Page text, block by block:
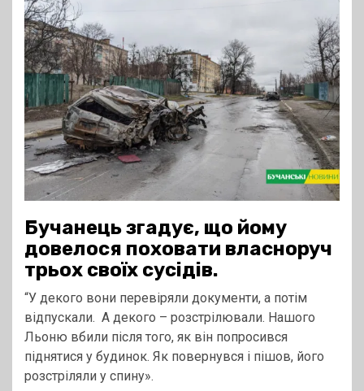
Бучанець згадує, що йому
довелося поховати власноруч
трьох своїх сусідів.
“У декого вони перевіряли документи, а потім
відпускали. А декого – розстрілювали. Нашого
Льоню вбили після того, як він попросився
піднятися у будинок. Як повернувся і пішов, його
розстріляли у спину».